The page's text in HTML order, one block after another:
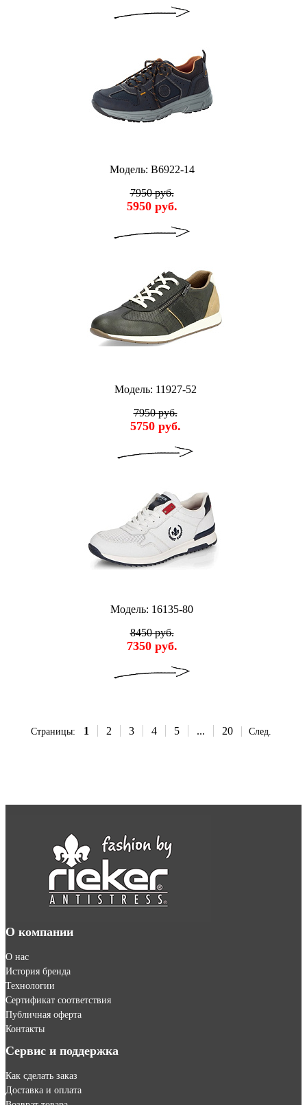
Модель: B6922-14
7950 руб.
5950 руб.
Модель: 11927-52
7950 руб.
5750 руб.
Модель: 16135-80
8450 руб.
7350 руб.
Страницы: 1 2 3 4 5 ... 20 След.
О компании
О нас
История бренда
Технологии
Сертификат соответствия
Публичная оферта
Контакты
Сервис и поддержка
Как сделать заказ
Доставка и оплата